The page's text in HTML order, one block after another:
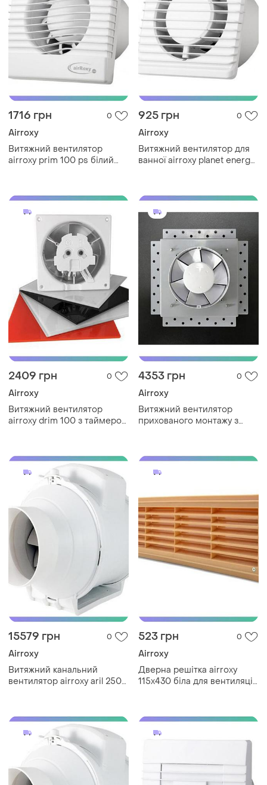
1716 грн 0
Airroxy
Витяжний вентилятор
airroxy prim 100 ps білий
sku_01-002
925 грн 0
Airroxy
Витяжний вентилятор для
ванної airroxy planet energy
sku_01-095
2409 грн 0
Airroxy
Витяжний вентилятор
airroxy drim 100 з таймером
4353 грн 0
Airroxy
Витяжний вентилятор
прихованого монтажу з
sku_100 ts grey
15579 грн 0
Airroxy
Витяжний канальний
вентилятор airroxy aril 250
150
523 грн 0
Airroxy
Дверна решітка airroxy
115x430 біла для вентиляції